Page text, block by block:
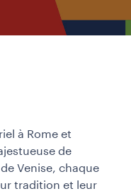
à Rome et
de
Venise, chaque
tradition et leur